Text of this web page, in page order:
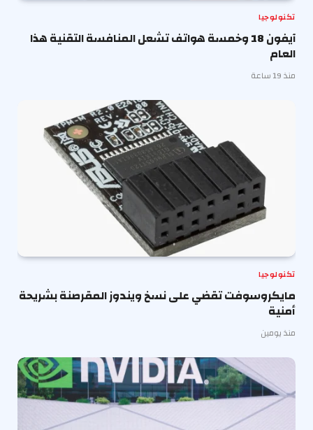
تكنولوجيا
آيفون 18 وخمسة هواتف تشعل المنافسة التقنية هذا
العام
منذ 19 ساعة
تكنولوجيا
مايكروسوفت تقضي على نسخ ويندوز المقرصنة بشريحة
أمنية
منذ يومين